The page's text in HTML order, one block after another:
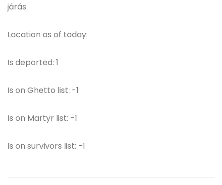
járás
Location as of today:
Is deported: 1
Is on Ghetto list: -1
Is on Martyr list: -1
Is on survivors list: -1